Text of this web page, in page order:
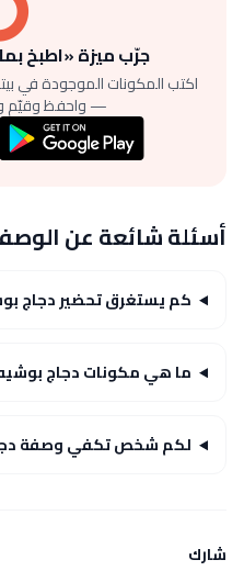
جرّب ميزة «اطبخ
اكتب المكونات الموجودة في
— واحفظ وقيّم
أسئلة شائعة عن
كم يستغرق تحضير دجاج
ما هي مكونات دجاج
لكم شخص تكفي وصفة
شارك